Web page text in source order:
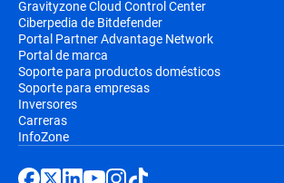
Gravityzone Cloud Control Center
Ciberpedia de Bitdefender
Portal Partner Advantage Network
Portal de marca
Soporte para productos domésticos
Soporte para empresas
Inversores
Carreras
InfoZone